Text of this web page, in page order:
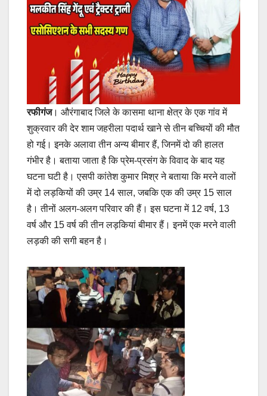
रफीगंज। औरंगाबाद जिले के कासमा थाना क्षेत्र के एक गांव में
शुक्रवार की देर शाम जहरीला पदार्थ खाने से तीन बच्चियों की मौत
हो गई। इनके अलावा तीन अन्य बीमार हैं, जिनमें दो की हालत
गंभीर है। बताया जाता है कि प्रेम-प्रसंग के विवाद के बाद यह
घटना घटी है। एसपी कांतेश कुमार मिश्र ने बताया कि मरने वालों
में दो लड़कियों की उम्र 14 साल, जबकि एक की उम्र 15 साल
है। तीनों अलग-अलग परिवार की हैं। इस घटना में 12 वर्ष, 13
वर्ष और 15 वर्ष की तीन लड़कियां बीमार हैं। इनमें एक मरने वाली
लड़की की सगी बहन है।